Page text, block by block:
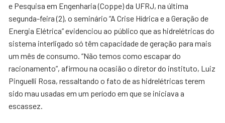
e Pesquisa em Engenharia (Coppe) da UFRJ, na última
segunda-feira (2), o seminário “A Crise Hídrica e a Geração de
Energia Elétrica” evidenciou ao público que as hidrelétricas do
sistema interligado só têm capacidade de geração para mais
um mês de consumo. “Não temos como escapar do
racionamento”, afirmou na ocasião o diretor do instituto, Luiz
Pinguelli Rosa, ressaltando o fato de as hidrelétricas terem
sido mau usadas em um período em que se iniciava a
escassez.